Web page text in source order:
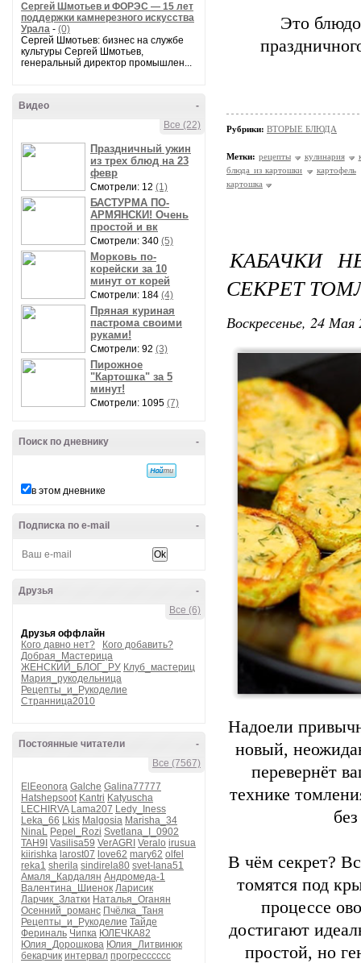
Сергей Шмотьев и ФОРЭС — 15 лет
поддержки камнерезного искусства
Урала - (0)
Сергей Шмотьев: бизнес на службе
культуры Сергей Шмотьев,
генеральный директор промышлен...
-
Видео
Все (22)
Праздничный ужин
из трех блюд на 23
февр
Смотрели: 12 (1)
БАСТУРМА ПО-
АРМЯНСКИ! Очень
простой и вк
Смотрели: 340 (5)
Морковь по-
корейски за 10
минут от корей
Смотрели: 184 (4)
Пряная куриная
пастрома своими
руками!
Смотрели: 92 (3)
Пирожное
"Картошка" за 5
минут!
Смотрели: 1095 (7)
-
Поиск по дневнику
в этом дневнике
-
Подписка по e-mail
-
Друзья
Все (6)
Друзья оффлайн
Кого давно нет?
Кого добавить?
Добрая_Мастерица
ЖЕНСКИЙ_БЛОГ_РУ Клуб_мастериц
Мария_рукодельница
Рецепты_и_Рукоделие
Странница2010
-
Постоянные читатели
Все (7567)
ElEeonora Galche Galina77777
Hatshepsoot Kantri Katyuscha
LECHIRVA Lama207 Ledy_Iness
Leka_66 Lkis Malgosia Marisha_34
NinaL Pepel_Rozi Svetlana_I_0902
TAH9I Vasilisa59 VerAGRI Veralo irusua
kiirishka larost07 love62 mary62 olfel
reka1 sherila sindirela80 svet-lana51
Амаля_Кардалян Андромеда-1
Валентина_Шиенок Ларисик
Ларчик_Златки Наталья_Оганян
Осенний_романс Пчёлка_Таня
Рецепты_и_Рукоделие Тайде
Фериналь Чипка ЮЛЕЧКА82
Юлия_Дорошкова Юлия_Литвинюк
бекарчик интервал прогресссссс
Это
Рубрики: ВТОРЫЕ БЛЮДА
Метки: рецепты кулинария
блюда из картошки
картофель
картошка
КАБАЧКИ
СЕКРЕТ
Воскресенье, 24
Надоели
новый,
перевернёт
технике
В чём секрет?
томятся под
процессе
достигают
простой, но